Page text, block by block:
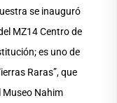
se inauguró
MZ14 Centro de
es uno de
Raras”, que
Museo Nahim